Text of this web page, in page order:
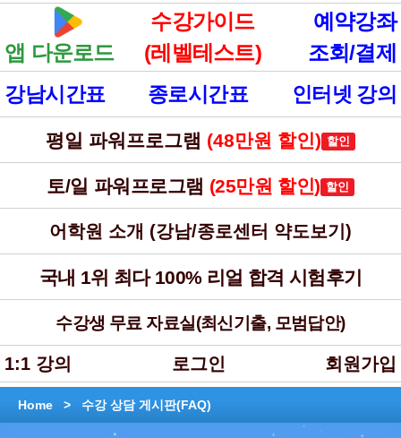
앱 다운로드
수강가이드
(레벨테스트)
예약강좌
조회/결제
강남시간표
종로시간표 인터넷 강의
평일 파워프로그램 (48만원 할인) 할인
토/일 파워프로그램 (25만원 할인) 할인
어학원 소개 (강남/종로센터 약도보기)
국내 1위 최다 100% 리얼 합격 시험후기
수강생 무료 자료실(최신기출, 모범답안)
1:1 강의 로그인 회원가입
Home > 수강 상담 게시판(FAQ)